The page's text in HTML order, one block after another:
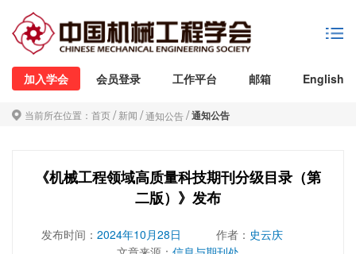
加入学会 会员登录 工作平台 邮箱 English
当前所在位置： 首页/ 新闻 /通知公告/通知公告
《机械工程领域高质量科技期刊分级目录（第
二版）》发布
发布时间： 2024年10月28日 作者： 史云庆